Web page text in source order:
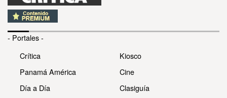
- Portales -
Crítica
Panamá América
Día a Día
Kiosco
Cine
Clasiguía